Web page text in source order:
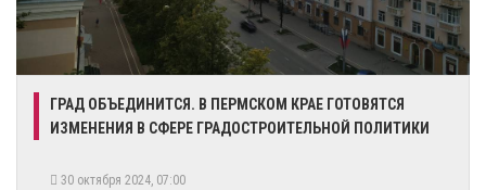
​ГРАД ОБЪЕДИНИТСЯ. В ПЕРМСКОМ КРАЕ ГОТОВЯТСЯ
ИЗМЕНЕНИЯ В СФЕРЕ ГРАДОСТРОИТЕЛЬНОЙ ПОЛИТИКИ
30 октября 2024, 07:00